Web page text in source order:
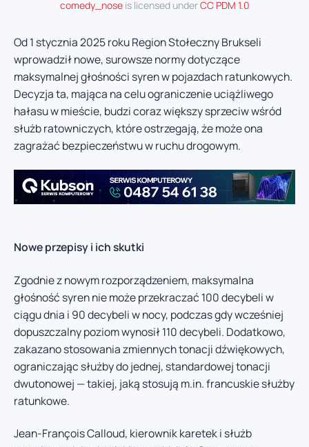
comedy_noseis licensed underCC PDM 1.0
Od 1 stycznia 2025 roku Region Stołeczny Brukseli
wprowadził nowe, surowsze normy dotyczące
maksymalnej głośności syren w pojazdach ratunkowych.
Decyzja ta, mająca na celu ograniczenie uciążliwego
hałasu w mieście, budzi coraz większy sprzeciw wśród
służb ratowniczych, które ostrzegają, że może ona
zagrażać bezpieczeństwu w ruchu drogowym.
Nowe przepisy i ich skutki
Zgodnie z nowym rozporządzeniem, maksymalna
głośność syren nie może przekraczać 100 decybeli w
ciągu dnia i 90 decybeli w nocy, podczas gdy wcześniej
dopuszczalny poziom wynosił 110 decybeli. Dodatkowo,
zakazano stosowania zmiennych tonacji dźwiękowych,
ograniczając służby do jednej, standardowej tonacji
dwutonowej — takiej, jaką stosują m.in. francuskie służby
ratunkowe.
Jean-François Calloud, kierownik karetek i służb